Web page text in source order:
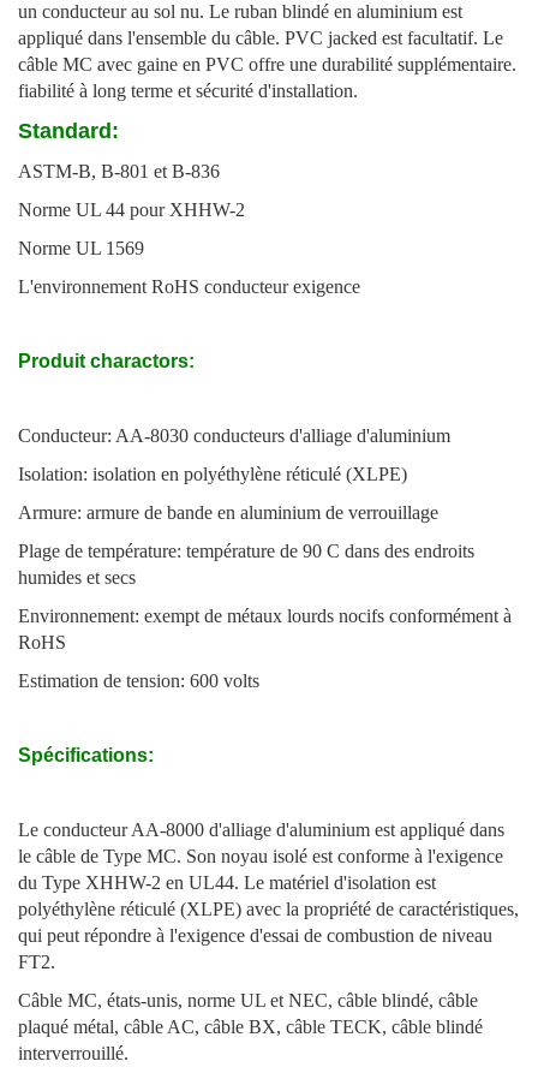
un conducteur au sol nu. Le ruban blindé en aluminium est
appliqué dans l'ensemble du câble. PVC jacked est facultatif. Le
câble MC avec gaine en PVC offre une durabilité supplémentaire.
fiabilité à long terme et sécurité d'installation.
Standard:
ASTM-B, B-801 et B-836
Norme UL 44 pour XHHW-2
Norme UL 1569
L'environnement RoHS conducteur exigence
Produit charactors:
Conducteur: AA-8030 conducteurs d'alliage d'aluminium
Isolation: isolation en polyéthylène réticulé (XLPE)
Armure: armure de bande en aluminium de verrouillage
Plage de température: température de 90 C dans des endroits
humides et secs
Environnement: exempt de métaux lourds nocifs conformément à
RoHS
Estimation de tension: 600 volts
Spécifications:
Le conducteur AA-8000 d'alliage d'aluminium est appliqué dans
le câble de Type MC. Son noyau isolé est conforme à l'exigence
du Type XHHW-2 en UL44. Le matériel d'isolation est
polyéthylène réticulé (XLPE) avec la propriété de caractéristiques,
qui peut répondre à l'exigence d'essai de combustion de niveau
FT2.
Câble MC, états-unis, norme UL et NEC, câble blindé, câble
plaqué métal, câble AC, câble BX, câble TECK, câble blindé
interverrouillé.